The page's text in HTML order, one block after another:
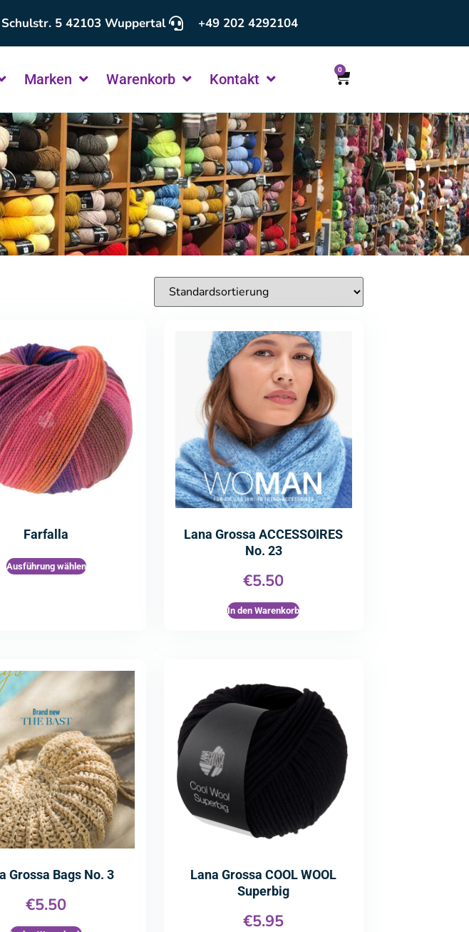
5 42103 Wuppertal +49 202 4292104
Marken Warenkorb Kontakt
0
Farfalla
Ausführung wählen
Lana Grossa ACCESSOIRES
No. 23
€5.50
In den Warenkorb
Grossa Bags No. 3
€5.50
Lana Grossa COOL WOOL
Superbig
€5.95